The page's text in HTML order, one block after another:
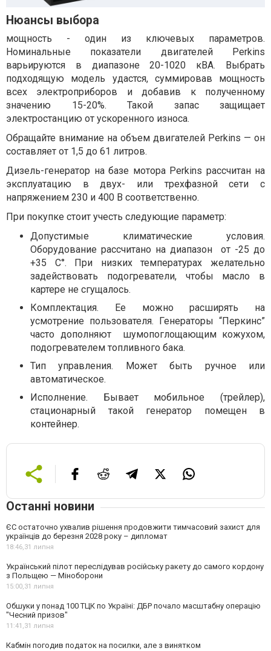
Нюансы выбора
мощность - один из ключевых параметров.
Номинальные показатели двигателей Perkins
варьируются в диапазоне 20-1020 кВА. Выбрать
подходящую модель удастся, суммировав мощность
всех электроприборов и добавив к полученному
значению 15-20%. Такой запас защищает
электростанцию от ускоренного износа.
Обращайте внимание на объем двигателей Perkins — он
составляет от 1,5 до 61 литров.
Дизель-генератор на базе мотора Perkins рассчитан на
эксплуатацию в двух- или трехфазной сети с
напряжением 230 и 400 В соответственно.
При покупке стоит учесть следующие параметр:
Допустимые климатические условия.
Оборудование рассчитано на диапазон от -25 до
+35 С°. При низких температурах желательно
задействовать подогреватели, чтобы масло в
картере не сгущалось.
Комплектация. Ее можно расширять на
усмотрение пользователя. Генераторы “Перкинс”
часто дополняют шумопоглощающим кожухом,
подогревателем топливного бака.
Тип управления. Может быть ручное или
автоматическое.
Исполнение. Бывает мобильное (трейлер),
стационарный такой генератор помещен в
контейнер.
Останні новини
ЄС остаточно ухвалив рішення продовжити тимчасовий захист для
українців до березня 2028 року – дипломат
18:46,31 липня
Український пілот переслідував російську ракету до самого кордону
з Польщею — Міноборони
15:00,31 липня
Обшуки у понад 100 ТЦК по Україні: ДБР почало масштабну операцію
"Чесний призов"
11:41,31 липня
Кабмін погодив податок на посилки, але з винятком